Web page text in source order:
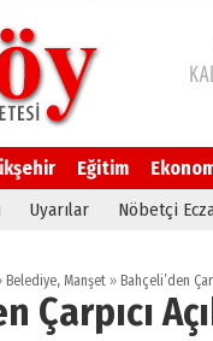
Eğitim
Uyarılar Nöbetçi
Belediye, Manşet » Bahçeli’den
Çarpıcı